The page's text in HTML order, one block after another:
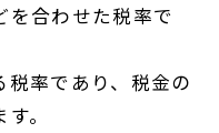
を合わせた税率で
率であり、税金の
。